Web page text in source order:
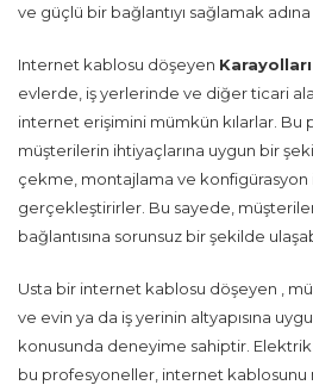
ve güçlü bir bağlantıyı sağlamak
Internet kablosu döşeyen
evlerde, iş yerlerinde ve diğer ticari
internet erişimini mümkün kılarlar. Bu
müşterilerin ihtiyaçlarına uygun bir
çekme, montajlama ve konfigürasyon
gerçekleştirirler. Bu sayede,
bağlantısına sorunsuz bir şekilde
Usta bir internet kablosu döşeyen ,
ve evin ya da iş yerinin altyapısına
konusunda deneyime sahiptir.
bu profesyoneller, internet kablosunu